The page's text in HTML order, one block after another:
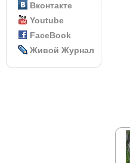
Вконтакте
Youtube
FaceBook
Живой Журнал